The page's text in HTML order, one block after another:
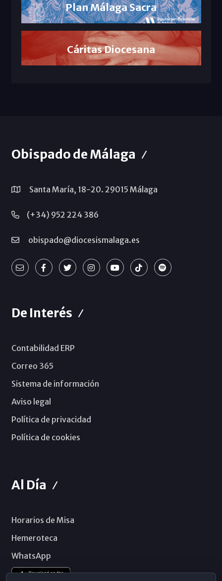
Plan Málaga Sacra
Cáritas Diocesana
Obispado de Málaga
Santa María, 18-20. 29015 Málaga
(+34) 952 224 386
obispado@diocesismalaga.es
De Interés
Contabilidad ERP
Correo 365
Sistema de información
Aviso legal
Política de privacidad
Política de cookies
Al Día
Horarios de Misa
Hemeroteca
WhatsApp